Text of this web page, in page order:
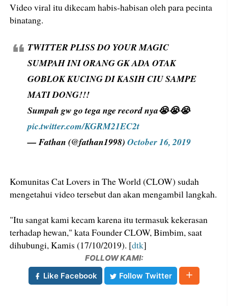
Video viral itu dikecam habis-habisan oleh para pecinta
binatang.
TWITTER PLISS DO YOUR MAGIC
SUMPAH INI ORANG GK ADA OTAK
GOBLOK KUCING DI KASIH CIU SAMPE
MATI DONG!!!
Sumpah gw go tega nge record nya😭😭😭
pic.twitter.com/KGRM21EC2t
— Fathan (@fathan1998)October 16, 2019
Komunitas Cat Lovers in The World (CLOW) sudah
mengetahui video tersebut dan akan mengambil langkah.
"Itu sangat kami kecam karena itu termasuk kekerasan
terhadap hewan," kata Founder CLOW, Bimbim, saat
dihubungi, Kamis (17/10/2019). [dtk]
FOLLOW KAMI:
Like Facebook
Follow Twitter